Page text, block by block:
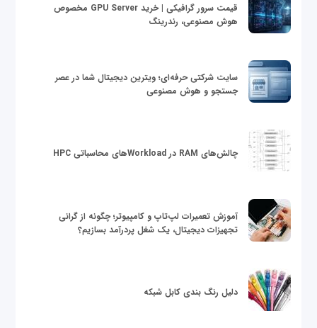
قیمت سرور گرافیکی | خرید GPU Server مخصوص
هوش مصنوعی، رندرینگ
سایت شرکتی حرفه‌ای؛ ویترین دیجیتال شما در عصر
جستجو و هوش مصنوعی
چالش‌های RAM در Workloadهای محاسباتی HPC
آموزش تعمیرات لپ‌تاپ و کامپیوتر؛ چگونه از گرانی
تجهیزات دیجیتال، یک شغل پردرآمد بسازیم؟
دلیل رنگ بندی کابل شبکه